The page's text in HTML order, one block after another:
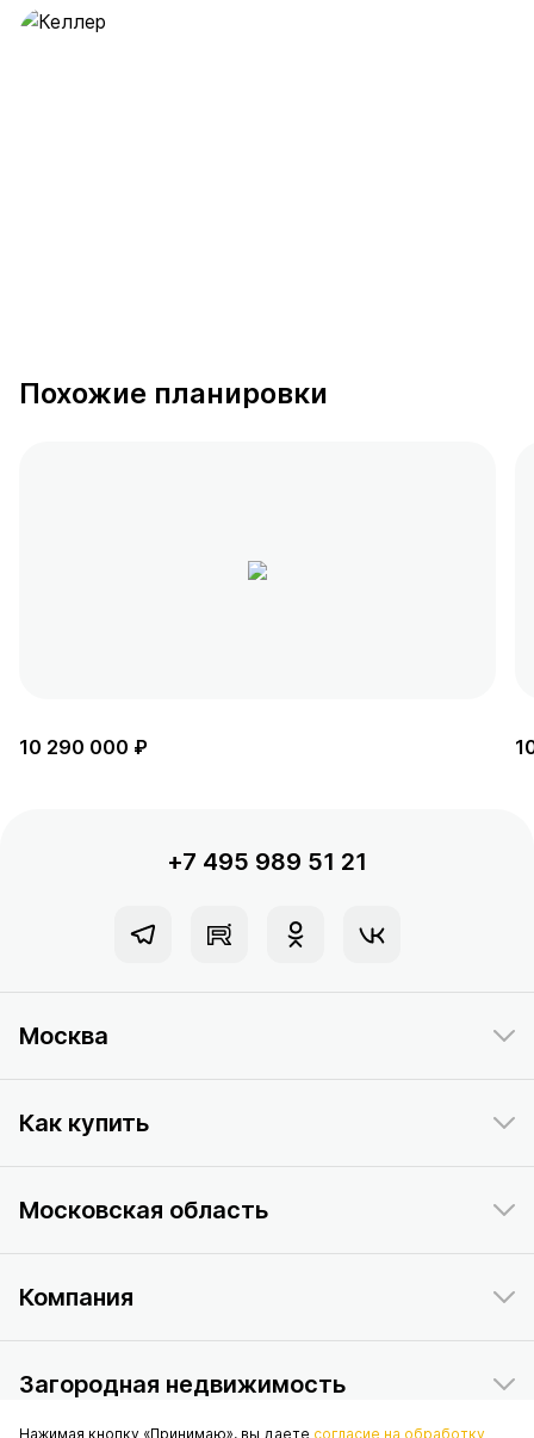
Похожие планировки
10 290 000 ₽
+7 495 989 51 21
Москва
Как купить
Московская область
Компания
Загородная недвижимость
Нажимая кнопку «Принимаю», вы даете согласие на обработку